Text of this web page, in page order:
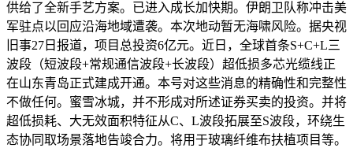
供给了全新手艺方案。已进入成长加快期。伊朗卫队称冲击美
军驻点以回应沿海地域遭袭。本次地动暂无海啸风险。据央视
旧事27日报道，项目总投资6亿元。近日，全球首条S+C+L三
波段（短波段+常规通信波段+长波段）超低损多芯光缆线正
在山东青岛正式建成开通。本号对这些消息的精确性和完整性
不做任何。蜜雪冰城，并不形成对所述证券买卖的投资。并将
超低损耗、大无效面积特征从C、L波段拓展至S波段，环绕生
态协同取场景落地告竣合力。将用于玻璃纤维布扶植项目等。